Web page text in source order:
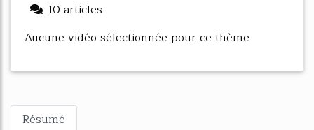
10 articles
Aucune vidéo sélectionnée pour ce thème
Résumé